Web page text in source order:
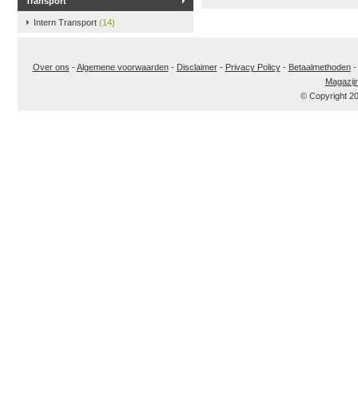
Intern Transport (14)
Over ons -Algemene voorwaarden- Disclaimer- Privacy Policy- Betaalmethoden-
© Copyright